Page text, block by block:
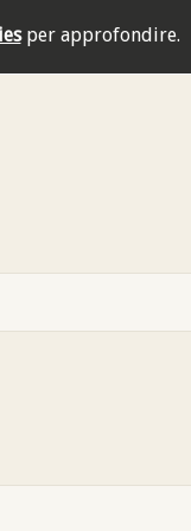
per approfondire.